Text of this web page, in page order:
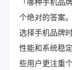
「哪种手机品
个绝对的答案
选择手机品牌
性能和系统稳
些用户更注重